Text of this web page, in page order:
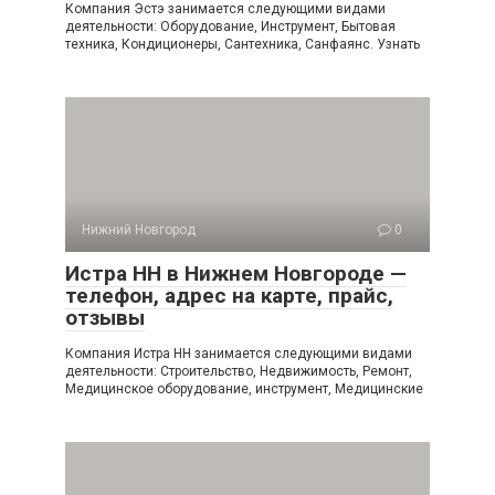
Компания Эстэ занимается следующими видами
деятельности: Оборудование, Инструмент, Бытовая
техника, Кондиционеры, Сантехника, Санфаянс. Узнать
Нижний Новгород 0
Истра НН в Нижнем Новгороде —
телефон, адрес на карте, прайс,
отзывы
Компания Истра НН занимается следующими видами
деятельности: Строительство, Недвижимость, Ремонт,
Медицинское оборудование, инструмент, Медицинские